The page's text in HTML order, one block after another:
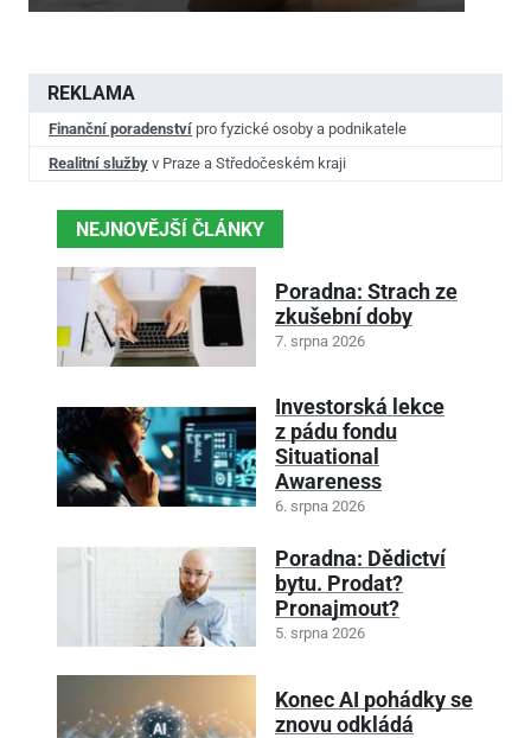
REKLAMA
Finanční poradenství pro fyzické osoby a podnikatele
Realitní služby v Praze a Středočeském kraji
NEJNOVĚJŠÍ ČLÁNKY
Poradna: Strach ze
zkušební doby
7. srpna 2026
Investorská lekce
z pádu fondu
Situational
Awareness
6. srpna 2026
Poradna: Dědictví
bytu. Prodat?
Pronajmout?
5. srpna 2026
Konec AI pohádky se
znovu odkládá